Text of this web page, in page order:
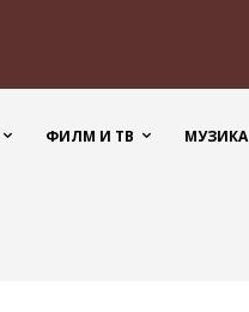
ФИЛМ И ТВ МУЗИКА